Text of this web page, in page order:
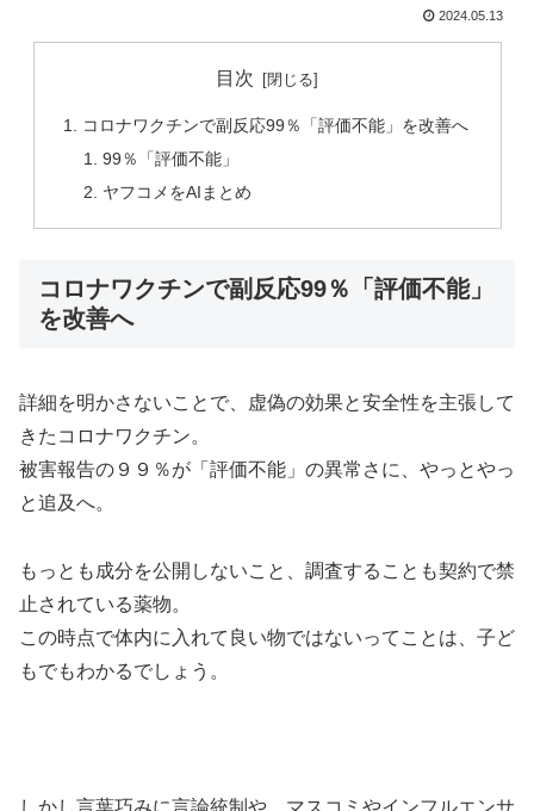
2024.05.13
目次
コロナワクチンで副反応99％「評価不能」を改善へ
99％「評価不能」
ヤフコメをAIまとめ
コロナワクチンで副反応99％「評価不能」
を改善へ
詳細を明かさないことで、虚偽の効果と安全性を主張して
きたコロナワクチン。
被害報告の９９％が「評価不能」の異常さに、やっとやっ
と追及へ。
もっとも成分を公開しないこと、調査することも契約で禁
止されている薬物。
この時点で体内に入れて良い物ではないってことは、子ど
もでもわかるでしょう。
しかし言葉巧みに言論統制や、マスコミやインフルエンサ